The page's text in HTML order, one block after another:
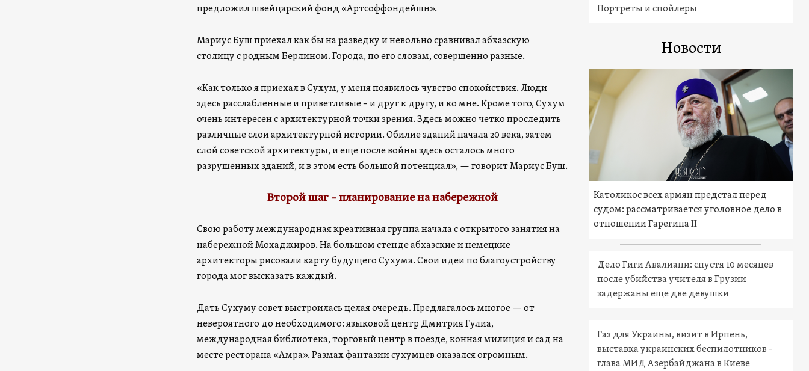
предложил швейцарский фонд «Артсоффондейшн».
Мариус Буш приехал как бы на разведку и невольно сравнивал абхазскую
столицу с родным Берлином. Города, по его словам, совершенно разные.
«Как только я приехал в Сухум, у меня появилось чувство спокойствия. Люди
здесь расслабленные и приветливые – и друг к другу, и ко мне. Кроме того, Сухум
очень интересен с архитектурной точки зрения. Здесь можно четко проследить
различные слои архитектурной истории. Обилие зданий начала 20 века, затем
слой советской архитектуры, и еще после войны здесь осталось много
разрушенных зданий, и в этом есть большой потенциал», — говорит Мариус Буш.
Второй шаг – планирование на набережной
Свою работу международная креативная группа начала с открытого занятия на
набережной Мохаджиров. На большом стенде абхазские и немецкие
архитекторы рисовали карту будущего Сухума. Свои идеи по благоустройству
города мог высказать каждый.
Дать Сухуму совет выстроилась целая очередь. Предлагалось многое — от
невероятного до необходимого: языковой центр Дмитрия Гулиа,
международная библиотека, торговый центр в поезде, конная милиция и сад на
месте ресторана «Амра». Размах фантазии сухумцев оказался огромным.
Портреты и спойлеры
Новости
Католикос всех армян предстал перед
судом: рассматривается уголовное дело в
отношении Гарегина II
Дело Гиги Авалиани: спустя 10 месяцев
после убийства учителя в Грузии
задержаны еще две девушки
Газ для Украины, визит в Ирпень,
выставка украинских беспилотников -
глава МИД Азербайджана в Киеве